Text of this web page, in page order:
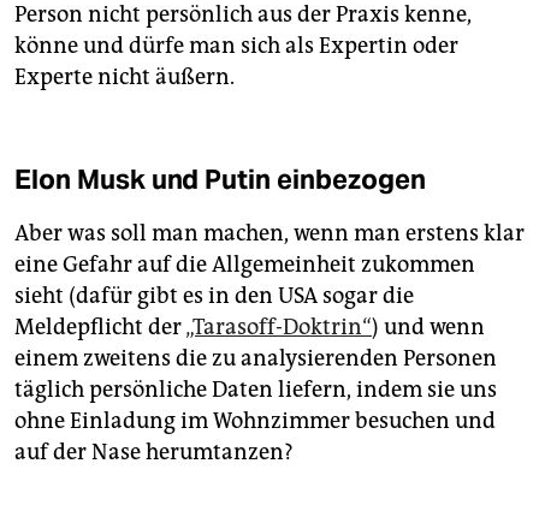
Person nicht persönlich aus der Praxis kenne,
könne und dürfe man sich als Expertin oder
Experte nicht äußern.
Elon Musk und Putin einbezogen
Aber was soll man machen, wenn man erstens klar
eine Gefahr auf die Allgemeinheit zukommen
sieht (dafür gibt es in den USA sogar die
Meldepflicht der„Tarasoff-Doktrin“) und wenn
einem zweitens die zu analysierenden Personen
täglich persönliche Daten liefern, indem sie uns
ohne Einladung im Wohnzimmer besuchen und
auf der Nase herumtanzen?